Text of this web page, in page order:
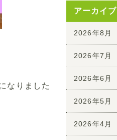
なりました
アーカイブ
2026年8月
2026年7月
2026年6月
2026年5月
2026年4月